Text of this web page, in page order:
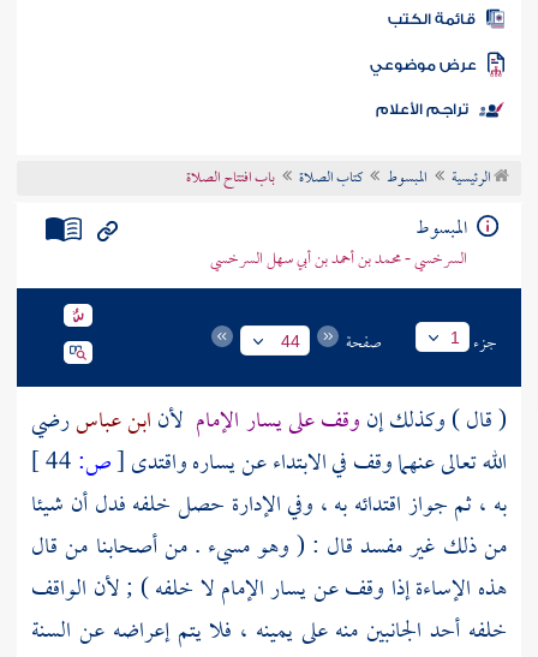
المكتبة
الكتب
موضوعي
تراجم الأعلام
الرئيسية المبسوط كتاب الصلاة باب افتتاح الصلاة
المبسوط
السرخسي - محمد بن أحمد بن أبي سهل السرخسي
جزء 1 صفحة 44
( قال ) وكذلك إنوقف على يسار الإمام لأنابن عباسرضي
الله تعالى عنهما وقف في الابتداء عن يساره واقتدى[ص:
به ، ثم جواز اقتدائه به ، وفي الإدارة حصل خلفه فدل أن شيئا
من ذلك غير مفسد قال : ( وهو مسيء . من أصحابنا من قال
هذه الإساءة إذا وقف عن يسار الإمام لا خلفه ) ; لأن الواقف
خلفه أحد الجانبين منه على يمينه ، فلا يتم إعراضه عن السنة